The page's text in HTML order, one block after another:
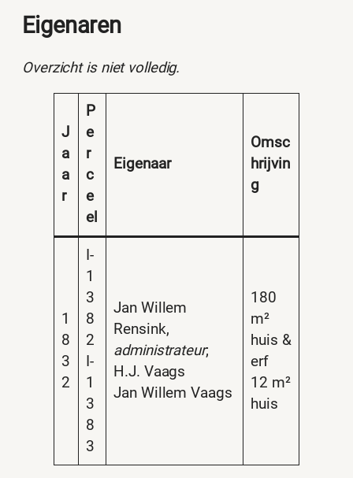
Eigenaren
Overzicht is niet volledig.
J
a
a
r
P
e
r
c
e
el
Eigenaar
Omsc
hrijvin
g
1
8
3
2
I-
1
3
8
2
I-
1
3
8
3
Jan Willem
Rensink,
administrateur;
H.J. Vaags
Jan Willem Vaags
180
m²
huis &
erf
12 m²
huis